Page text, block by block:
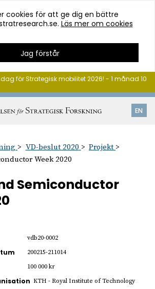
cookies för att ge dig en bättre
Läs mer om cookies
Jag förstår
EN
för Strategisk mobilitet 2026! - 1 månad 10
VD-beslut 2020
Projekt
Week 2020
Semiconductor
vdb20-0002
200215-211014
100 000 kr
KTH - Royal Institute of Technology